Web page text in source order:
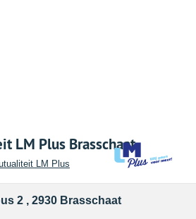
LM Plus Brasschaat
LM Plus
2 , 2930 Brasschaat